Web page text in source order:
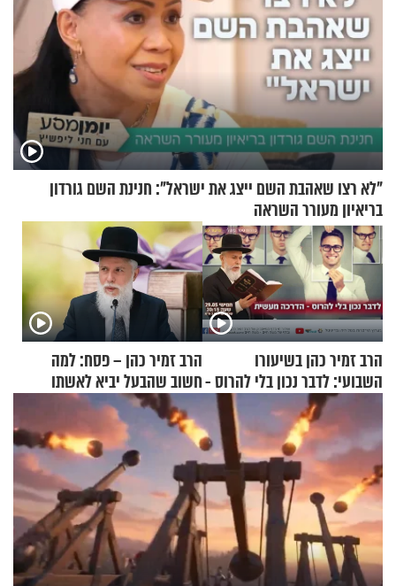
"לא רצו שאהבת השם ייצג את ישראל": חנינת השם גורדון
בריאיון מעורר השראה
הרב זמיר כהן בשיעורו
השבועי: לדבר נכון בלי להרוס -
הדרכה מעשית
הרב זמיר כהן – פסח: למה
חשוב שהבעל יביא לאשתו
מתנה לחג?